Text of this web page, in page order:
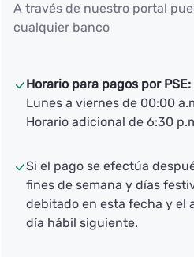
A través de nuestro portal
cualquier banco
Horario para pagos por PSE:
Lunes a viernes de 00:00
Horario adicional de 6:30
Si el pago se efectúa
fines de semana y días
debitado en esta fecha y el
día hábil siguiente.